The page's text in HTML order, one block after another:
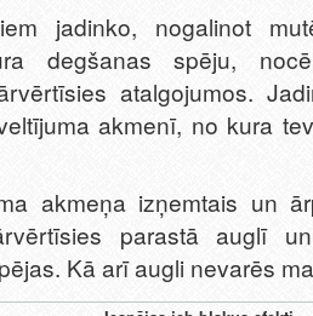
jadinko, nogalinot
degšanas spēju,
atalgojumos.
akmenī, no kura
akmeņa izņemtais un
parastā auglī
Kā arī augli nevarēs